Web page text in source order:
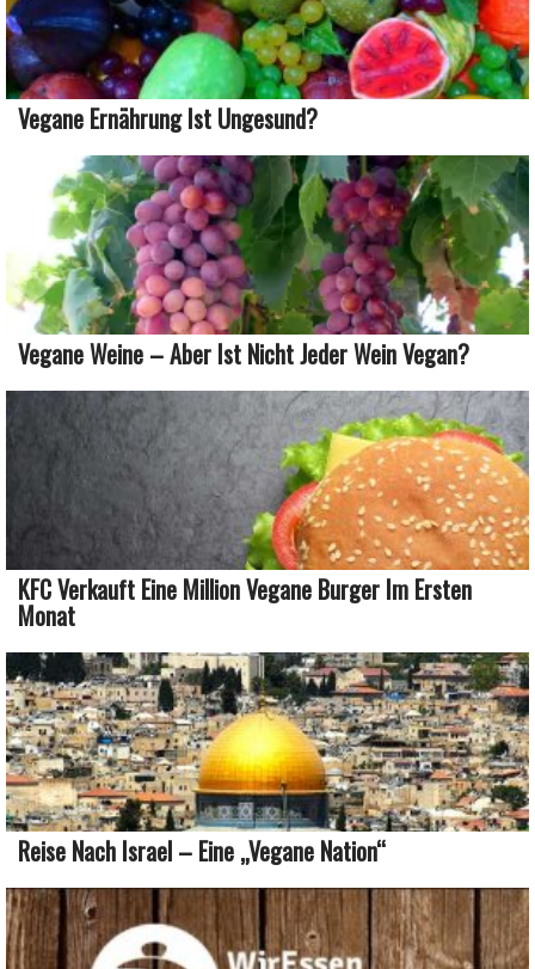
Vegane Ernährung Ist Ungesund?
Vegane Weine – Aber Ist Nicht Jeder Wein Vegan?
KFC Verkauft Eine Million Vegane Burger Im Ersten
Monat
Reise Nach Israel – Eine „vegane Nation“